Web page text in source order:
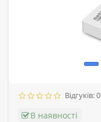
Відгуків: 0
В наявності